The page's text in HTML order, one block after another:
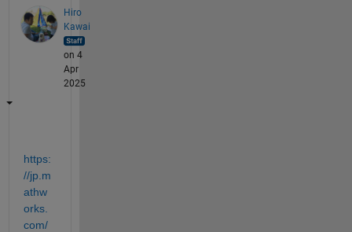
Hiro
Kawai
on 4
Apr
2025
https:
//jp.m
athw
orks.
com/